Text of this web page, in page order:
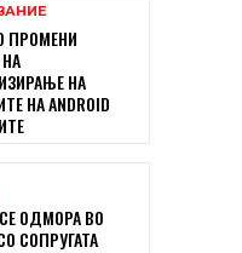
ПРОМЕНИ
НА
НА ANDROID
ОДМОРА ВО
СОПРУГАТА